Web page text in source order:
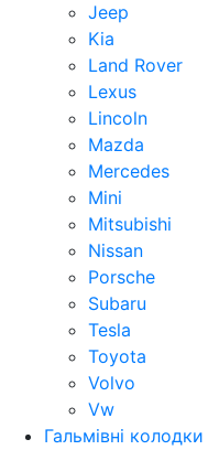
Jeep
Kia
Land Rover
Lexus
Lincoln
Mazda
Mercedes
Mini
Mitsubishi
Nissan
Porsche
Subaru
Tesla
Toyota
Volvo
Vw
Гальмівні колодки